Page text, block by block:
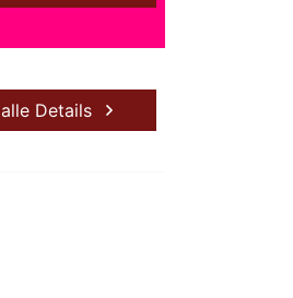
alle Details